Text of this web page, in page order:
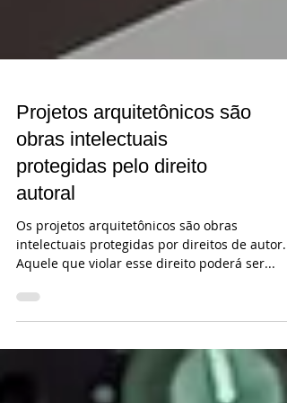
Projetos arquitetônicos são
obras intelectuais
protegidas pelo direito
autoral
Os projetos arquitetônicos são obras
intelectuais protegidas por direitos de autor.